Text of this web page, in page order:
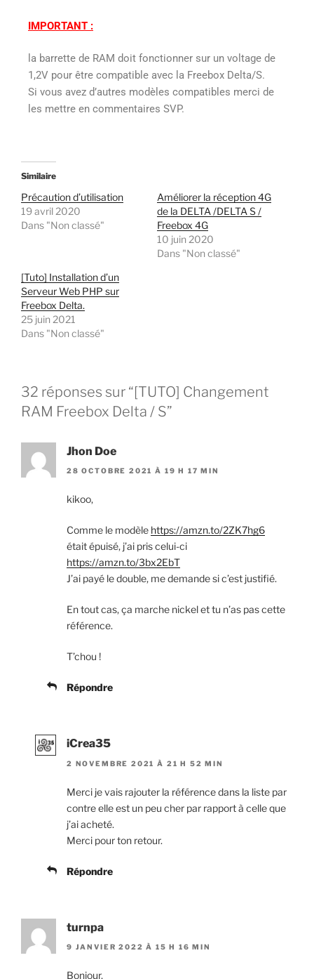
IMPORTANT :
la barrette de RAM doit fonctionner sur un voltage de
1,2V pour être compatible avec la Freebox Delta/S.
Si vous avez d’autres modèles compatibles merci de
les mettre en commentaires SVP.
Similaire
Précaution d’utilisation
19 avril 2020
Dans "Non classé"
Améliorer la réception 4G
de la DELTA /DELTA S /
Freebox 4G
10 juin 2020
Dans "Non classé"
[Tuto] Installation d’un
Serveur Web PHP sur
Freebox Delta.
25 juin 2021
Dans "Non classé"
32 réponses sur “[TUTO] Changement
RAM Freebox Delta / S”
Jhon Doe
28 OCTOBRE 2021 À 19 H 17 MIN
kikoo,
Comme le modèle https://amzn.to/2ZK7hg6
était épuisé, j’ai pris celui-ci
https://amzn.to/3bx2EbT
J’ai payé le double, me demande si c’est justifié.
En tout cas, ça marche nickel et tu n’as pas cette
référence.
T’chou !
Répondre
iCrea35
2 NOVEMBRE 2021 À 21 H 52 MIN
Merci je vais rajouter la référence dans la liste par
contre elle est un peu cher par rapport à celle que
j’ai acheté.
Merci pour ton retour.
Répondre
turnpa
9 JANVIER 2022 À 15 H 16 MIN
Bonjour,